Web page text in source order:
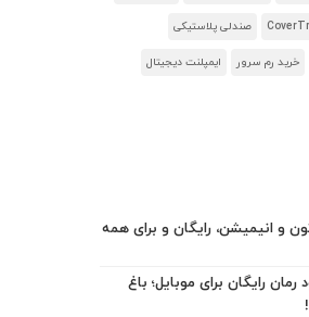
صندلی پلاستیکی
خرید رم سرور ایمپلنت دیجیتال
و انیمیشن، رایگان و برای همه
رمان رایگان برای موبایل؛ باغ